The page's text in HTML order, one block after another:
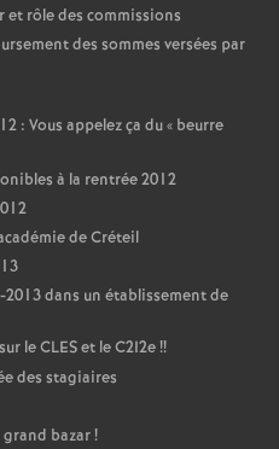
rôle des commissions
des sommes versées par
: Vous appelez ça du « beurre
à la rentrée 2012
de Créteil
dans un établissement de
leCLESet le C2I2e!!
des stagiaires
grand bazar!